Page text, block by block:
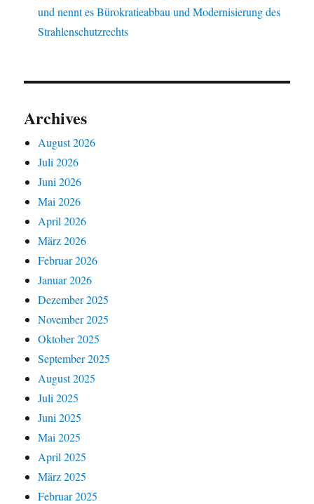
und nennt es Bürokratieabbau und Modernisierung des
Strahlenschutzrechts
Archives
August 2026
Juli 2026
Juni 2026
Mai 2026
April 2026
März 2026
Februar 2026
Januar 2026
Dezember 2025
November 2025
Oktober 2025
September 2025
August 2025
Juli 2025
Juni 2025
Mai 2025
April 2025
März 2025
Februar 2025